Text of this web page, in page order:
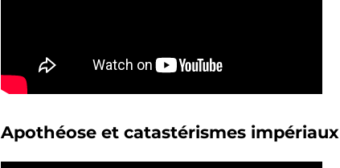
Apothéose et catastérismes impériaux